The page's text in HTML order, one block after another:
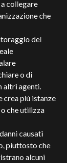
collegare
che
del
o di
altri agenti.
crea più istanze
che utilizza
causati
piuttosto che
alcuni